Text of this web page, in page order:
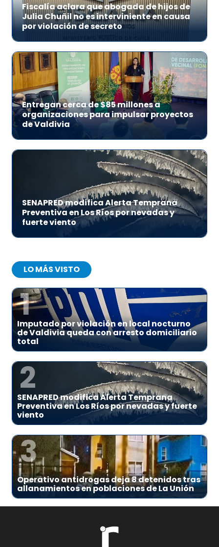
Fiscalía aclara que abogada de hijos de
Julia Chuñil no es interviniente en causa
por violación de secreto
Entregan cerca de $85 millones a
organizaciones para impulsar proyectos
de Valdivia
SENAPRED modifica Alerta Temprana
Preventiva en Los Ríos por nevadas y
fuerte viento
LO MÁS VISTO
1
Imputado por violación en local nocturno
de Valdivia queda con arresto domiciliario
total
2
SENAPRED modifica Alerta Temprana
Preventiva en Los Ríos por nevadas y fuerte
viento
3
Operativo antidrogas deja 8 detenidos tras
allanamientos en poblaciones de La Unión